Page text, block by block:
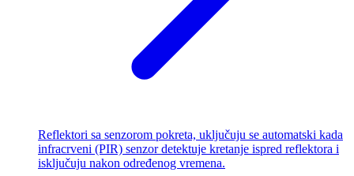
Reflektori sa senzorom pokreta, uključuju se automatski kada
infracrveni (PIR) senzor detektuje kretanje ispred reflektora i
isključuju nakon određenog vremena.